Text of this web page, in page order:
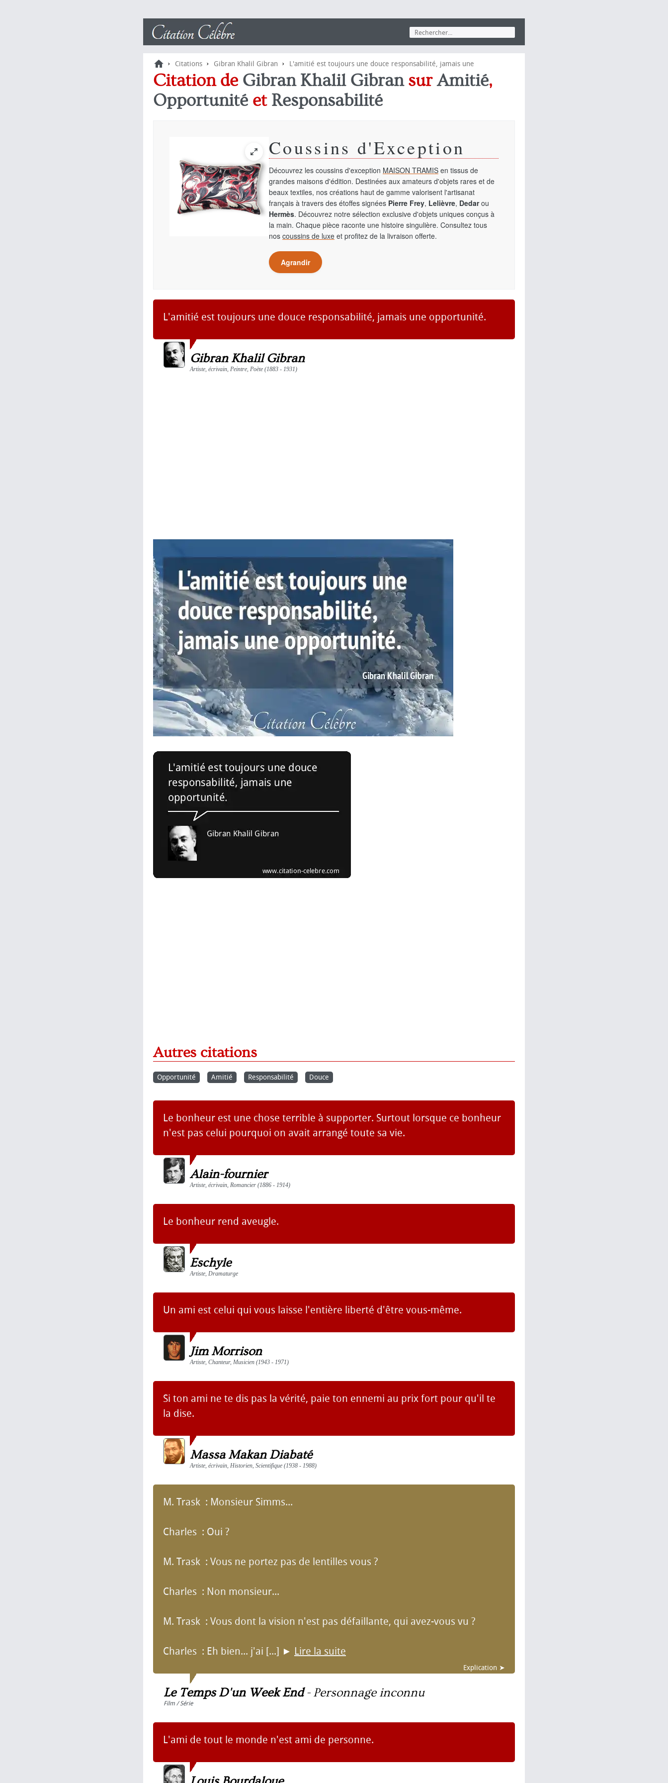
› Citations › Gibran Khalil Gibran ›
L'amitié est toujours une douce responsabilité, jamais une
opportunité....
Citation de Gibran Khalil GibransurAmitié,
Opportunité et Responsabilité
Coussins d'Exception
Découvrez les coussins d'exception MAISON TRAMIS en tissus de
grandes maisons d'édition. Destinées aux amateurs d'objets rares et de
beaux textiles, nos créations haut de gamme valorisent l'artisanat
français à travers des étoffes signées Pierre Frey, Lelièvre, Dedarou
Hermès. Découvrez notre sélection exclusive d'objets uniques conçus à
la main. Chaque pièce raconte une histoire singulière. Consultez tous
nos coussins de luxe et profitez de la livraison offerte.
Agrandir
L'amitié est toujours une douce responsabilité, jamais une opportunité.
Gibran Khalil Gibran
Artiste, écrivain, Peintre, Poète (1883 - 1931)
Autres citations
Opportunité Amitié Responsabilité Douce
Le bonheur est une chose terrible à supporter. Surtout lorsque ce bonheur
n'est pas celui pourquoi on avait arrangé toute sa vie.
Alain-fournier
Artiste, écrivain, Romancier (1886 - 1914)
Le bonheur rend aveugle.
Eschyle
Artiste, Dramaturge
Un ami est celui qui vous laisse l'entière liberté d'être vous-même.
Jim Morrison
Artiste, Chanteur, Musicien (1943 - 1971)
Si ton ami ne te dis pas la vérité, paie ton ennemi au prix fort pour qu'il te
la dise.
Massa Makan Diabaté
Artiste, écrivain, Historien, Scientifique (1938 - 1988)
M. Trask : Monsieur Simms...
Charles : Oui ?
M. Trask : Vous ne portez pas de lentilles vous ?
Charles : Non monsieur...
M. Trask : Vous dont la vision n'est pas défaillante, qui avez-vous vu ?
Charles : Eh bien... j'ai [...] ► Lire la suite
Explication ➤
Le Temps D'un Week End- Personnage inconnu
Film / Série
L'ami de tout le monde n'est ami de personne.